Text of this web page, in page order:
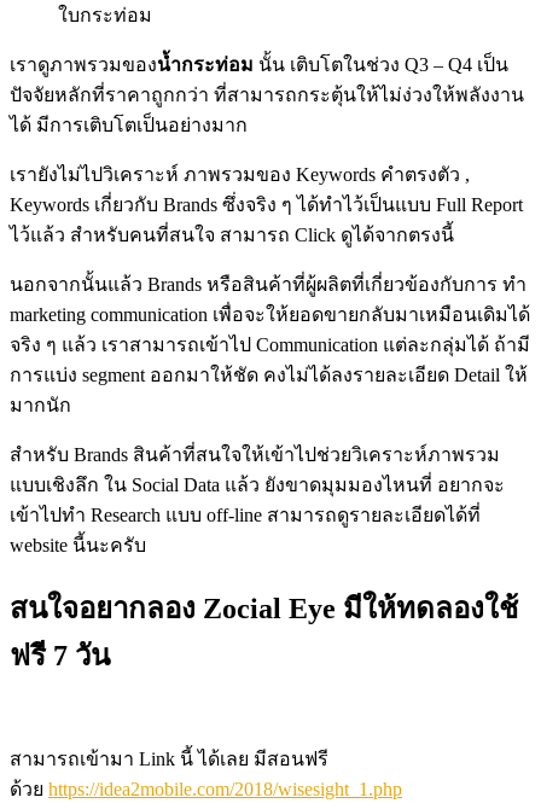
ใบกระท่อม
เราดูภาพรวมของน้ำกระท่อม นั้น เติบโตในช่วง Q3 – Q4 เป็น
ปัจจัยหลักที่ราคาถูกกว่า ที่สามารถกระตุ้นให้ไม่ง่วงให้พลังงาน
ได้ มีการเติบโตเป็นอย่างมาก
เรายังไม่ไปวิเคราะห์ ภาพรวมของ Keywords คำตรงตัว ,
Keywords เกี่ยวกับ Brands ซึ่งจริง ๆ ได้ทำไว้เป็นแบบ Full Report
ไว้แล้ว สำหรับคนที่สนใจ สามารถ Click ดูได้จากตรงนี้
นอกจากนั้นแล้ว Brands หรือสินค้าที่ผู้ผลิตที่เกี่ยวข้องกับการ ทำ
marketing communication เพื่อจะให้ยอดขายกลับมาเหมือนเดิมได้
จริง ๆ แล้ว เราสามารถเข้าไป Communication แต่ละกลุ่มได้ ถ้ามี
การแบ่ง segment ออกมาให้ชัด คงไม่ได้ลงรายละเอียด Detail ให้
มากนัก
สำหรับ Brands สินค้าที่สนใจให้เข้าไปช่วยวิเคราะห์ภาพรวม
แบบเชิงลึก ใน Social Data แล้ว ยังขาดมุมมองไหนที่ อยากจะ
เข้าไปทำ Research แบบ off-line สามารถดูรายละเอียดได้ที่
website นี้นะครับ
สนใจอยากลอง Zocial Eye มีให้ทดลองใช้
ฟรี 7 วัน
สามารถเข้ามา Link นี้ ได้เลย มีสอนฟรี
ด้วย https://idea2mobile.com/2018/wisesight_1.php